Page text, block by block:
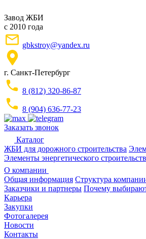
Завод ЖБИ
с 2010 года
gbkstroy@yandex.ru
г. Санкт-Петербург
8 (812) 320-86-87
8 (904) 636-77-23
Заказать звонок
Каталог
ЖБИ для дорожного строительства
Элементы энергетического
О компании
Общая информация Структура
Заказчики и партнеры Почему
Карьера
Закупки
Фотогалерея
Новости
Контакты